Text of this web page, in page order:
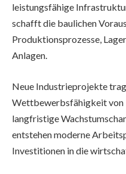
leistungsfähige
schafft die baulichen
Produktionsprozesse,
Anlagen.
Neue Industrieprojekte
Wettbewerbsfähigkeit von
langfristige
entstehen moderne
Investitionen in die